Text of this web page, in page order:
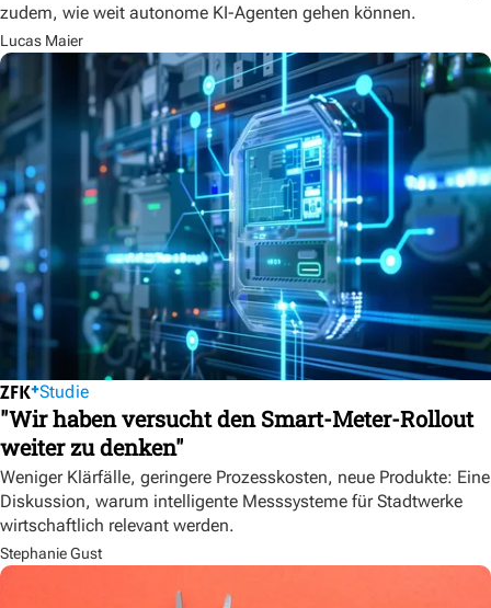
zudem, wie weit autonome KI-Agenten gehen können.
Lucas Maier
Studie
"Wir haben versucht den Smart-Meter-Rollout
weiter zu denken"
Weniger Klärfälle, geringere Prozesskosten, neue Produkte: Eine
Diskussion, warum intelligente Messsysteme für Stadtwerke
wirtschaftlich relevant werden.
Stephanie Gust